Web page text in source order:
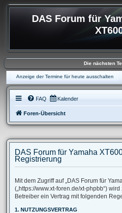
DAS Forum für
Die nächsten
Anzeige der Termine für heute ausschalten
FAQ Kalender
Foren-Übersicht
DAS Forum für Yamaha
Registrierung
Mit dem Zugriff auf „DAS Forum für
(„https://www.xt-foren.de/xt-phpbb“)
Betreiber ein Vertrag mit folgenden
1. NUTZUNGSVERTRAG